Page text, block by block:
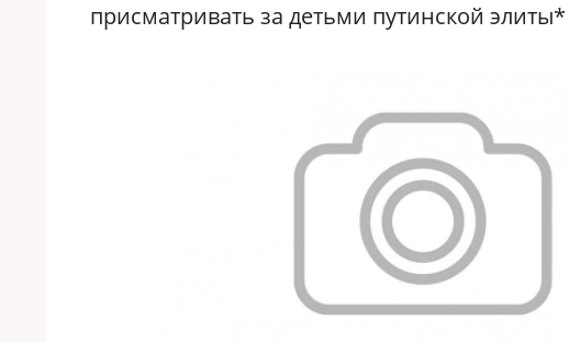
присматривать за детьми путинской элиты*